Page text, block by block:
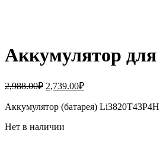
Аккумулятор для
2,988.00₽ Первоначальная
составляла
2,739.00₽Текущая
2,739.00₽.
Аккумулятор (батарея)
Нет в наличии